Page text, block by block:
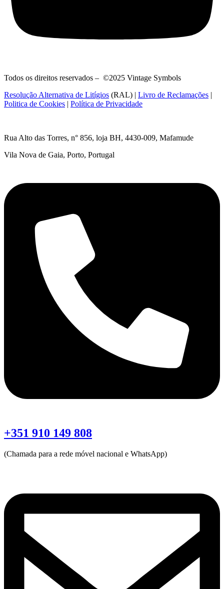
Todos os direitos reservados – ©2025 Vintage Symbols
Resolução Alternativa de Litígios (RAL) | Livro de Reclamações |
Politica de Cookies | Política de Privacidade
Rua Alto das Torres, n° 856, loja BH, 4430-009, Mafamude
Vila Nova de Gaia, Porto, Portugal
+351 910 149 808
(Chamada para a rede móvel nacional e WhatsApp)